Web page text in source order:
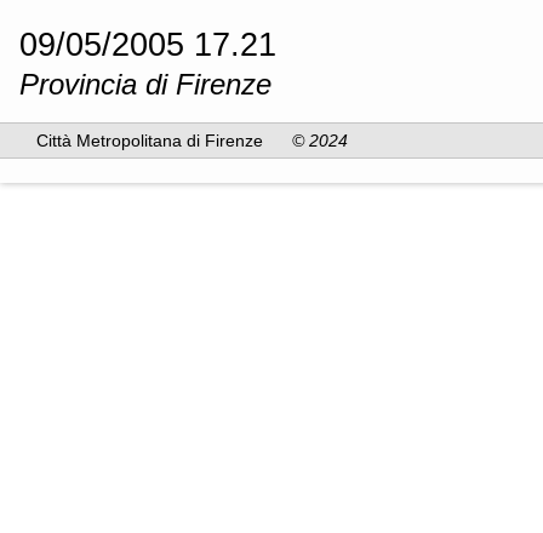
09/05/2005 17.21
Provincia di Firenze
Città Metropolitana di Firenze © 2024